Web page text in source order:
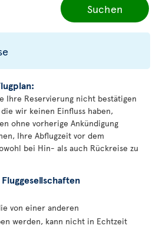
Suchen
Ihre Reservierung nicht bestätigen
wir keinen Einfluss haben,
ohne vorherige Ankündigung
Ihre Abflugzeit vor dem
bei Hin- als auch Rückreise zu
von einer anderen
werden, kann nicht in Echtzeit